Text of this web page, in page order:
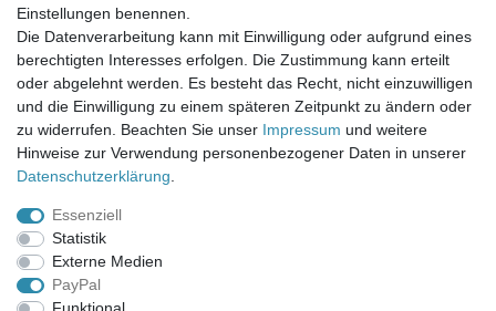
UNSER LADENGESCHÄFT
Gottlieb-Daimler-Str. 10
33334 Gütersloh
ÖFFNUNGSZEITEN
Montag - Dienstag: 8.00 - 18.00 Uhr, Mittwoch Ruhetag,
Donnerstag: 8.00 - 18.00 Uhr, Freitag 8.00 - 14.00 Uhr
KUNDENSERVICE
Telefon: (05241) 403 22 38
E-Mail: info@stoffamstueck.de
Einstellungen benennen.
Die Datenverarbeitung kann mit Einwilligung oder aufgrund eines
berechtigten Interesses erfolgen. Die Zustimmung kann erteilt
oder abgelehnt werden. Es besteht das Recht, nicht einzuwilligen
und die Einwilligung zu einem späteren Zeitpunkt zu ändern oder
zu widerrufen. Beachten Sie unser Impressum und weitere
Hinweise zur Verwendung personenbezogener Daten in unserer
Daten­schutz­erklärung
Essenziell
Statistik
Externe Medien
PayPal